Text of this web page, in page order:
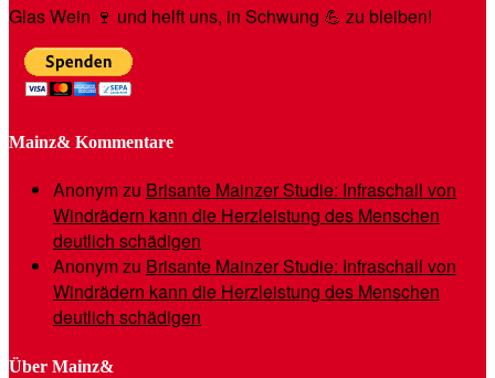
Glas Wein 🍷 und helft uns, in Schwung 💪 zu bleiben!
Mainz& Kommentare
Anonymzu Brisante Mainzer Studie: Infraschall von
Windrädern kann die Herzleistung des Menschen
deutlich schädigen
Anonymzu Brisante Mainzer Studie: Infraschall von
Windrädern kann die Herzleistung des Menschen
deutlich schädigen
Über Mainz&